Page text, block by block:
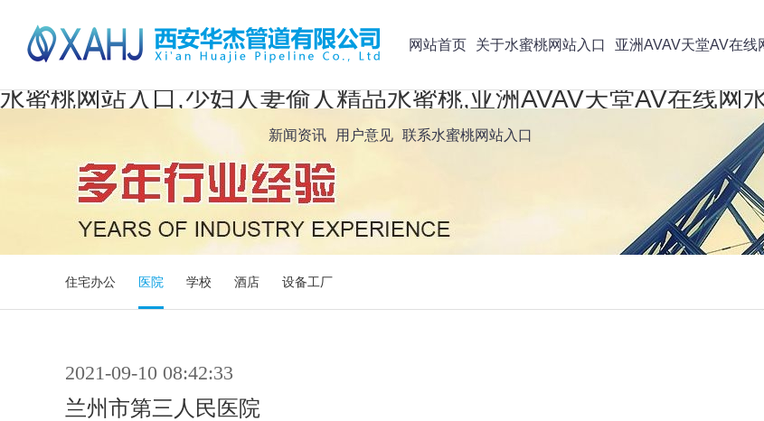
水蜜桃网站入口,少妇人妻偷人精品水蜜桃,亚洲AVAV天堂AV在线网
网站首页 关于水蜜桃网站入口 亚洲AVAV天堂AV在线
新闻资讯 用户意见 联系水蜜桃网站入口
住宅办公 医院 学校 酒店 设备工厂
2021-09-10 08:42:33
兰州市第三人民医院